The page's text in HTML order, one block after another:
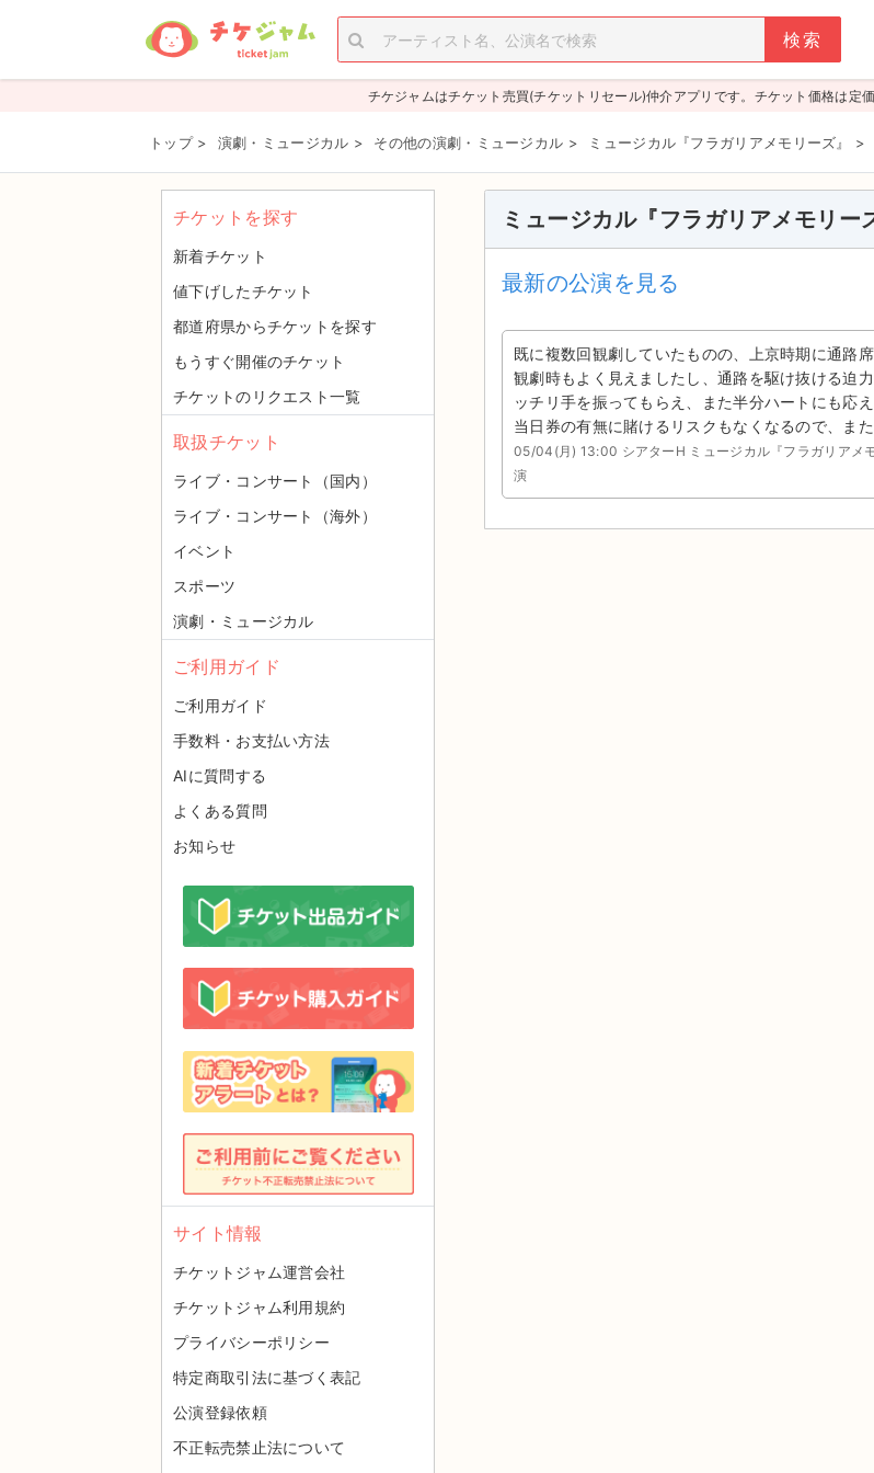
チケジャムはチケット売買(チケットリセール)仲介アプリです。チケット価格は定
トップ > 演劇・ミュージカル > その他の演劇・ミュージカル > ミュージカル『フラガリアメモリーズ』 >
ミュージカル『フラガリアメモリー
最新の公演を見る
既に複数回観劇していたものの、上京時期に通路
観劇時もよく見えましたし、通路を駆け抜ける迫
ッチリ手を振ってもらえ、また半分ハートにも応
当日券の有無に賭けるリスクもなくなるので、ま
05/04(月) 13:00 シアターH ミュージカル『フラガリアメ
演
チケットを探す
新着チケット
値下げしたチケット
都道府県からチケットを探す
もうすぐ開催のチケット
チケットのリクエスト一覧
取扱チケット
ライブ・コンサート（国内）
ライブ・コンサート（海外）
イベント
スポーツ
演劇・ミュージカル
ご利用ガイド
ご利用ガイド
手数料・お支払い方法
AIに質問する
よくある質問
お知らせ
サイト情報
チケットジャム運営会社
チケットジャム利用規約
プライバシーポリシー
特定商取引法に基づく表記
公演登録依頼
不正転売禁止法について